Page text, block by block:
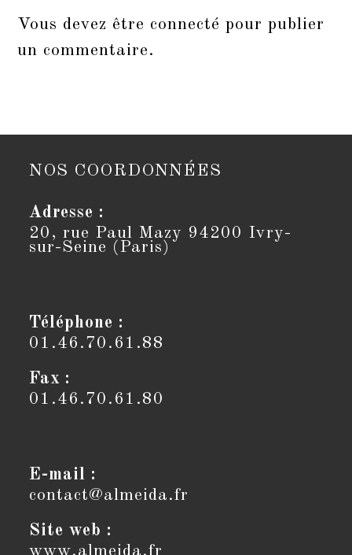
Vous devez être connecté pour publier
un commentaire.
NOS COORDONNÉES
Adresse :
20, rue Paul Mazy 94200 Ivry-
sur-Seine (Paris)
Téléphone :
01.46.70.61.88
Fax :
01.46.70.61.80
E-mail :
contact@almeida.fr
Site web :
www.almeida.fr